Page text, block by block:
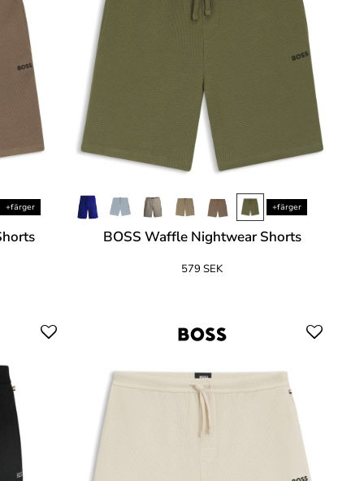
+färger +färger
BOSS Waffle Nightwear Shorts
579 SEK